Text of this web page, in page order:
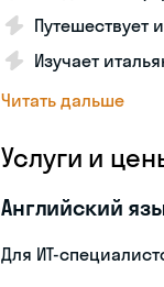
Путешествует
Изучает
Читать дальше
Услуги и
Английский
Для ИТ-